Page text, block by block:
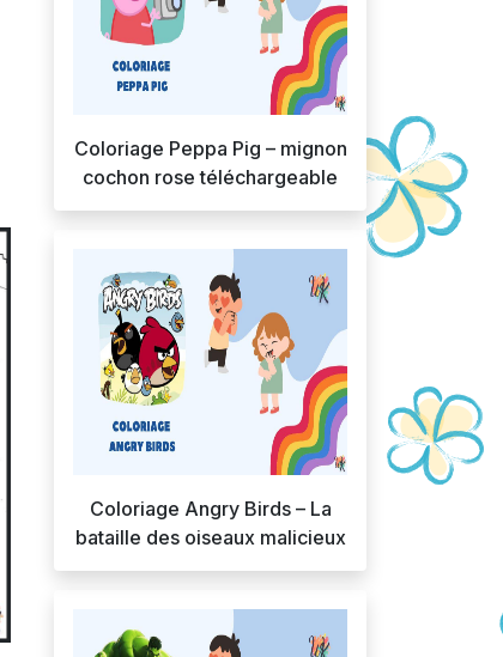
Coloriage Peppa Pig – mignon
cochon rose téléchargeable
Coloriage Angry Birds – La
bataille des oiseaux malicieux